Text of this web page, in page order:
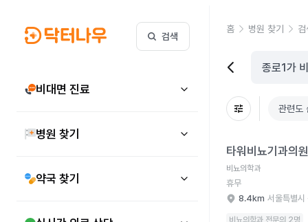
검색
비대면 진료
병원 찾기
약국 찾기
홈 병원 찾기
관련도
타워비뇨기과의원
비뇨의학과
휴무
8.4km 서울특별
비뇨의학과 전문의 2명